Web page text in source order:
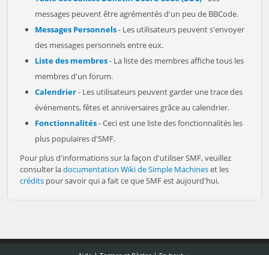
messages peuvent être agrémentés d'un peu de BBCode.
Messages Personnels- Les utilisateurs peuvent s'envoyer
des messages personnels entre eux.
Liste des membres- La liste des membres affiche tous les
membres d'un forum.
Calendrier- Les utilisateurs peuvent garder une trace des
événements, fêtes et anniversaires grâce au calendrier.
Fonctionnalités- Ceci est une liste des fonctionnalités les
plus populaires d'SMF.
Pour plus d'informations sur la façon d'utiliser SMF, veuillez
consulter ladocumentation Wiki de Simple Machineset les
crédits pour savoir qui a fait ce que SMF est aujourd'hui.